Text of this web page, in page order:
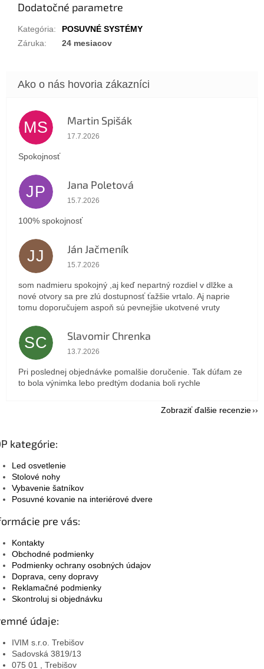
Dodatočné parametre
Kategória:
POSUVNÉ SYSTÉMY
Záruka: 24 mesiacov
MS Martin Spišák
Hodnotenie obchodu je 5 z 5 hviezdičiek.
17.7.2026
Spokojnosť
JP Jana Poletová
Hodnotenie obchodu je 5 z 5 hviezdičiek.
15.7.2026
100% spokojnosť
JJ Ján Jačmeník
Hodnotenie obchodu je 5 z 5 hviezdičiek.
15.7.2026
som nadmieru spokojný ,aj keď nepartný rozdiel v dlžke a
nové otvory sa pre zlú dostupnosť ťažšie vrtalo. Aj naprie
tomu doporučujem aspoň sú pevnejšie ukotvené vruty
SC Slavomir Chrenka
Hodnotenie obchodu je 5 z 5 hviezdičiek.
13.7.2026
Pri poslednej objednávke pomalšie doručenie. Tak dúfam ze
to bola výnimka lebo predtým dodania boli rychle
Zobraziť ďalšie recenzie
kategórie:
Led osvetlenie
Stolové nohy
Vybavenie šatníkov
Posuvné kovanie na interiérové dvere
pre vás:
Kontakty
Obchodné podmienky
Podmienky ochrany osobných údajov
Doprava, ceny dopravy
Reklamačné podmienky
Skontroluj si objednávku
údaje:
IVIM s.r.o. Trebišov
Sadovská 3819/13
075 01 , Trebišov